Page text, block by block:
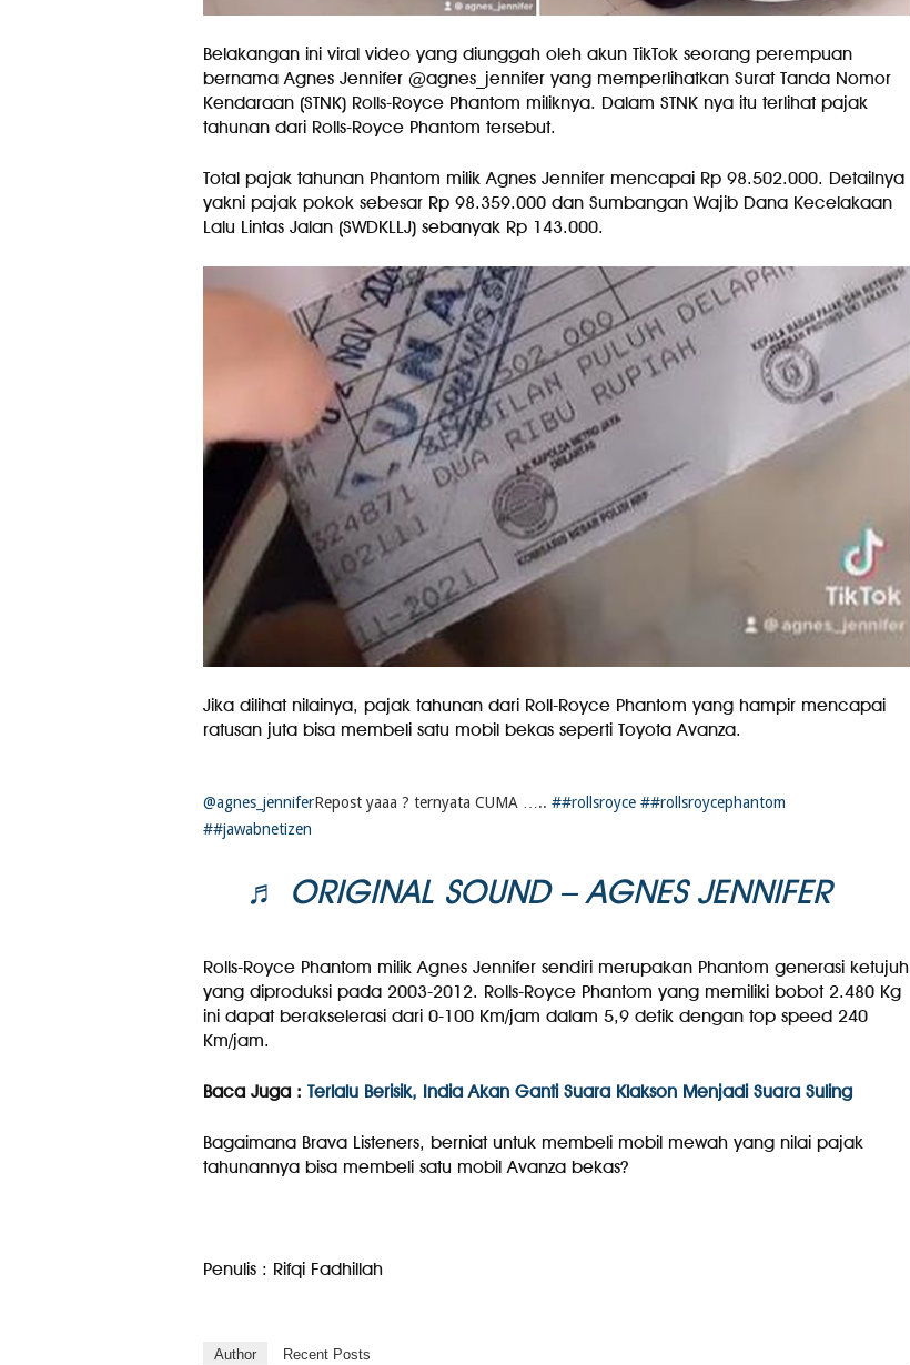
Belakangan ini viral video yang diunggah oleh akun TikTok seorang perempuan
bernama Agnes Jennifer @agnes_jennifer yang memperlihatkan Surat Tanda Nomor
Kendaraan (STNK) Rolls-Royce Phantom miliknya. Dalam STNK nya itu terlihat pajak
tahunan dari Rolls-Royce Phantom tersebut.
Total pajak tahunan Phantom milik Agnes Jennifer mencapai Rp 98.502.000. Detailnya
yakni pajak pokok sebesar Rp 98.359.000 dan Sumbangan Wajib Dana Kecelakaan
Lalu Lintas Jalan (SWDKLLJ) sebanyak Rp 143.000.
Jika dilihat nilainya, pajak tahunan dari Roll-Royce Phantom yang hampir mencapai
ratusan juta bisa membeli satu mobil bekas seperti Toyota Avanza.
@agnes_jenniferRepost yaaa ? ternyata CUMA ….. ##rollsroyce ##rollsroycephantom
##jawabnetizen
♬ ORIGINAL SOUND – AGNES JENNIFER
Rolls-Royce Phantom milik Agnes Jennifer sendiri merupakan Phantom generasi ketujuh
yang diproduksi pada 2003-2012. Rolls-Royce Phantom yang memiliki bobot 2.480 Kg
ini dapat berakselerasi dari 0-100 Km/jam dalam 5,9 detik dengan top speed 240
Km/jam.
Baca Juga : Terlalu Berisik, India Akan Ganti Suara Klakson Menjadi Suara Suling
Bagaimana Brava Listeners, berniat untuk membeli mobil mewah yang nilai pajak
tahunannya bisa membeli satu mobil Avanza bekas?
Penulis : Rifqi Fadhillah
Author Recent Posts